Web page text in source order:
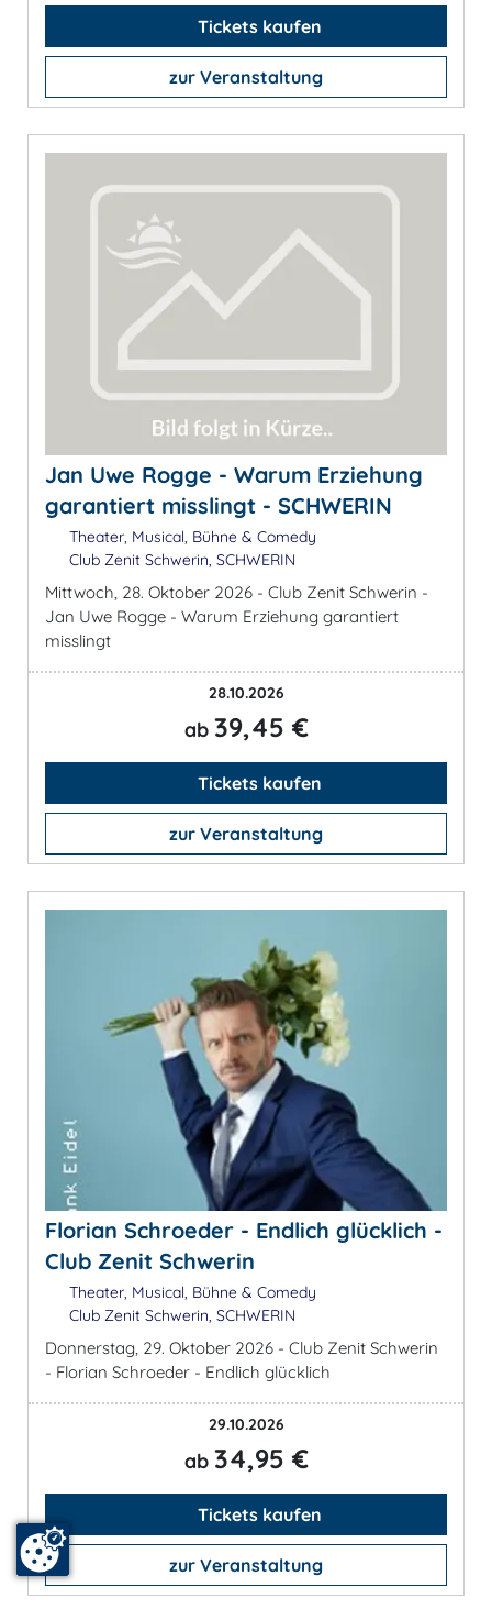
Tickets kaufen
zur Veranstaltung
Jan Uwe Rogge - Warum Erziehung
garantiert misslingt - SCHWERIN
Theater, Musical, Bühne & Comedy
Club Zenit Schwerin, SCHWERIN
Mittwoch, 28. Oktober 2026 - Club Zenit Schwerin -
Jan Uwe Rogge - Warum Erziehung garantiert
misslingt
28.10.2026
ab 39,45 €
Tickets kaufen
zur Veranstaltung
Florian Schroeder - Endlich glücklich -
Club Zenit Schwerin
Theater, Musical, Bühne & Comedy
Club Zenit Schwerin, SCHWERIN
Donnerstag, 29. Oktober 2026 - Club Zenit Schwerin
- Florian Schroeder - Endlich glücklich
29.10.2026
ab 34,95 €
Tickets kaufen
zur Veranstaltung